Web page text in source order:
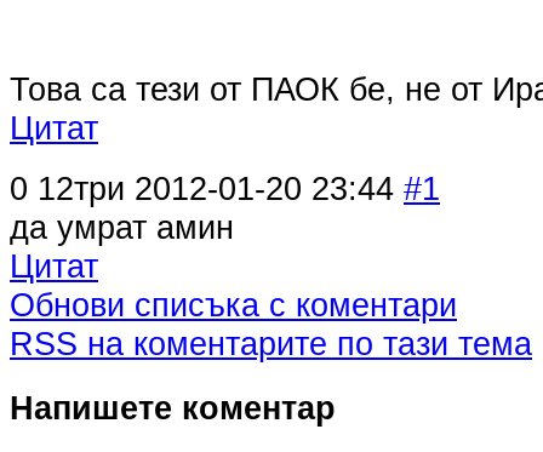
Това са тези от ПАОК бе, не от
Цитат
0 12три 2012-01-20 23:44 #1
да умрат амин
Цитат
Обнови списъка с коментари
RSS на коментарите по тази тема
Напишете коментар